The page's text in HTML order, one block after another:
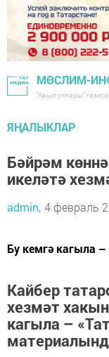
МӨСЛИМ-
"Авыл утлары"
ЯҢАЛЫКЛАР
Бәйрәм
икеләтә
admin, 4 февраль
Бу кемгә кагыла
Кайбер
хезмәт
кагыла –